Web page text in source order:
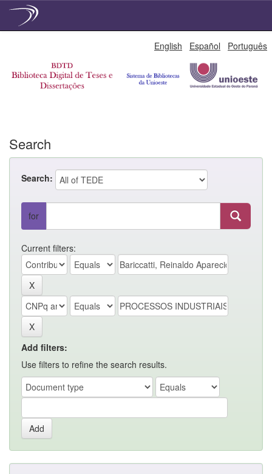
English Español Português
Search
Search:
for
Current filters:
Add filters:
Use filters to refine the search results.